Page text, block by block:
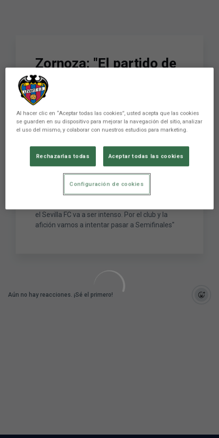
Zornoza: "El partido de
Copa SM La Reina ante
el Sevilla FC va a ser
intenso. Por el club y la
afición vamos a
intentar pasar a
Semifinales"
el Sevilla FC va a ser intenso. Por el club y la
afición vamos a intentar pasar a Semifinales"
Aún no hay reacciones. ¡Sé el primero!
Al hacer clic en “Aceptar todas las cookies”, usted acepta que las cookies
se guarden en su dispositivo para mejorar la navegación del sitio, analizar
el uso del mismo, y colaborar con nuestros estudios para marketing.
Rechazarlas todas Aceptar todas las cookies
Configuración de cookies